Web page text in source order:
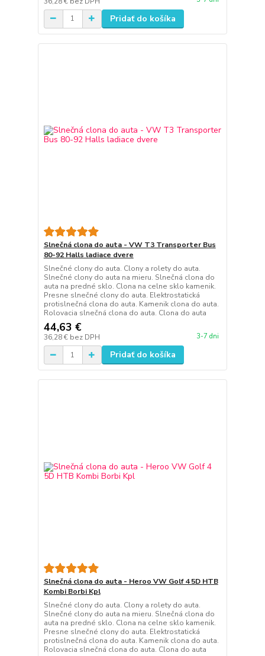
Pridať do košíka
Slnečná clona do auta - VW T3 Transporter Bus
80-92 Halls ladiace dvere
Slnečné clony do auta. Clony a rolety do auta.
Slnečné clony do auta na mieru. Slnečná clona do
auta na predné sklo. Clona na celne sklo kamenik.
Presne slnečné clony do auta. Elektrostatická
protislnečná clona do auta. Kamenik clona do auta.
Rolovacia slnečná clona do auta. Clona do auta
44,63 €
36,28 € bez DPH 3-7 dni
Pridať do košíka
Slnečná clona do auta - Heroo VW Golf 4 5D HTB
Kombi Borbi Kpl
Slnečné clony do auta. Clony a rolety do auta.
Slnečné clony do auta na mieru. Slnečná clona do
auta na predné sklo. Clona na celne sklo kamenik.
Presne slnečné clony do auta. Elektrostatická
protislnečná clona do auta. Kamenik clona do auta.
Rolovacia slnečná clona do auta. Clona do auta